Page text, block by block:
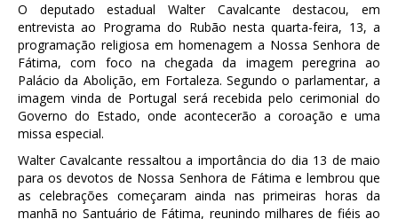
O deputado estadual Walter Cavalcante destacou, em
entrevista ao Programa do Rubão nesta quarta-feira, 13, a
programação religiosa em homenagem a Nossa Senhora de
Fátima, com foco na chegada da imagem peregrina ao
Palácio da Abolição, em Fortaleza. Segundo o parlamentar, a
imagem vinda de Portugal será recebida pelo cerimonial do
Governo do Estado, onde acontecerão a coroação e uma
missa especial.
Walter Cavalcante ressaltou a importância do dia 13 de maio
para os devotos de Nossa Senhora de Fátima e lembrou que
as celebrações começaram ainda nas primeiras horas da
manhã no Santuário de Fátima, reunindo milhares de fiéis ao